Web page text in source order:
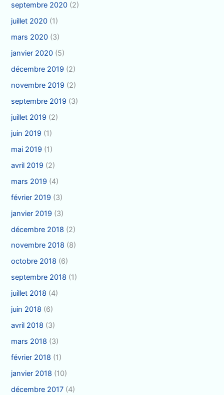
septembre 2020 (2)
juillet 2020 (1)
mars 2020 (3)
janvier 2020 (5)
décembre 2019 (2)
novembre 2019 (2)
septembre 2019 (3)
juillet 2019 (2)
juin 2019 (1)
mai 2019 (1)
avril 2019 (2)
mars 2019 (4)
février 2019 (3)
janvier 2019 (3)
décembre 2018 (2)
novembre 2018 (8)
octobre 2018 (6)
septembre 2018 (1)
juillet 2018 (4)
juin 2018 (6)
avril 2018 (3)
mars 2018 (3)
février 2018 (1)
janvier 2018 (10)
décembre 2017 (4)